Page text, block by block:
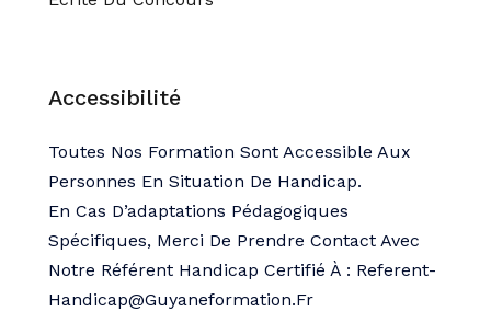
Accessibilité
Toutes Nos Formation Sont Accessible Aux
Personnes En Situation De Handicap.
En Cas D’adaptations Pédagogiques
Spécifiques, Merci De Prendre Contact Avec
Notre Référent Handicap Certifié À : Referent-
Handicap@guyaneformation.fr